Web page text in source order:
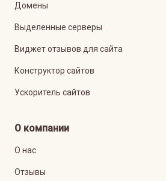
Домены
Выделенные серверы
Виджет отзывов для сайта
Конструктор сайтов
Ускоритель сайтов
О компании
О нас
Отзывы